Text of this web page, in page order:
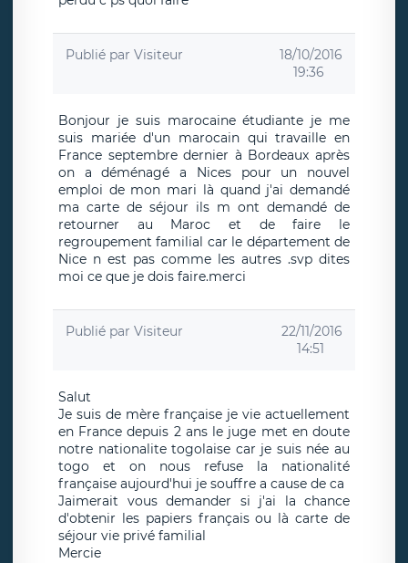
Publié par Visiteur
18/10/2016
19:36
Bonjour je suis marocaine étudiante je me
suis mariée d'un marocain qui travaille en
France septembre dernier à Bordeaux après
on a déménagé a Nices pour un nouvel
emploi de mon mari là quand j'ai demandé
ma carte de séjour ils m ont demandé de
retourner au Maroc et de faire le
regroupement familial car le département de
Nice n est pas comme les autres .svp dites
moi ce que je dois faire.merci
Publié par Visiteur
22/11/2016
14:51
Salut
Je suis de mère française je vie actuellement
en France depuis 2 ans le juge met en doute
notre nationalite togolaise car je suis née au
togo et on nous refuse la nationalité
française aujourd'hui je souffre a cause de ca
Jaimerait vous demander si j'ai la chance
d'obtenir les papiers français ou là carte de
séjour vie privé familial
Mercie